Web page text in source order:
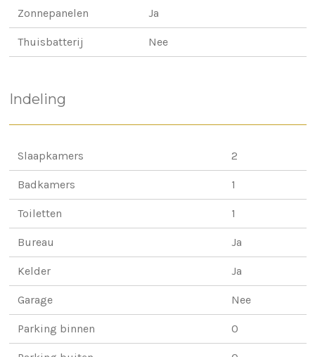
Zonnepanelen Ja
Thuisbatterij Nee
Indeling
Slaapkamers 2
Badkamers 1
Toiletten 1
Bureau Ja
Kelder Ja
Garage Nee
Parking binnen 0